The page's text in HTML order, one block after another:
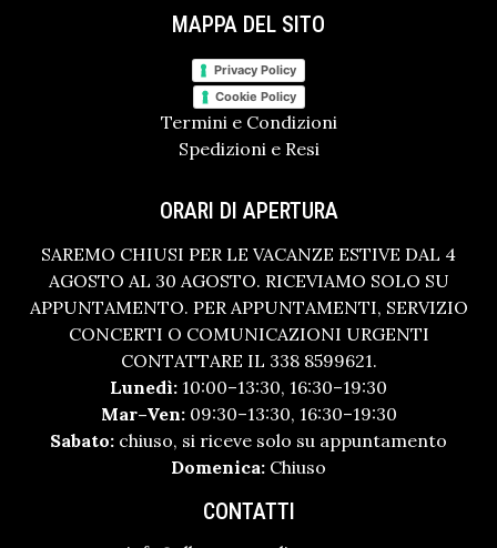
MAPPA DEL SITO
Privacy Policy
Cookie Policy
Termini e Condizioni
Spedizioni e Resi
ORARI DI APERTURA
SAREMO CHIUSI PER LE VACANZE ESTIVE DAL 4
AGOSTO AL 30 AGOSTO. RICEVIAMO SOLO SU
APPUNTAMENTO. PER APPUNTAMENTI, SERVIZIO
CONCERTI O COMUNICAZIONI URGENTI
CONTATTARE IL 338 8599621.
Lunedì: 10:00–13:30, 16:30–19:30
Mar–Ven:09:30–13:30, 16:30–19:30
Sabato: chiuso, si riceve solo su appuntamento
Domenica: Chiuso
CONTATTI